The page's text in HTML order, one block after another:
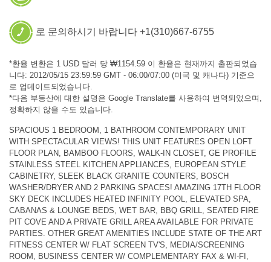
로 문의하시기 바랍니다 +1(310)667-6755
*환율 변환은 1 USD 달러 당 ₩1154.59 이 환율은 현재까지 출판되었습
니다: 2012/05/15 23:59:59 GMT - 06:00/07:00 (미국 및 캐나다) 기준으
로 업데이트되었습니다.
*다음 부동산에 대한 설명은 Google Translate를 사용하여 번역되었으며,
정확하지 않을 수도 있습니다.
SPACIOUS 1 BEDROOM, 1 BATHROOM CONTEMPORARY UNIT
WITH SPECTACULAR VIEWS! THIS UNIT FEATURES OPEN LOFT
FLOOR PLAN, BAMBOO FLOORS, WALK-IN CLOSET, GE PROFILE
STAINLESS STEEL KITCHEN APPLIANCES, EUROPEAN STYLE
CABINETRY, SLEEK BLACK GRANITE COUNTERS, BOSCH
WASHER/DRYER AND 2 PARKING SPACES! AMAZING 17TH FLOOR
SKY DECK INCLUDES HEATED INFINITY POOL, ELEVATED SPA,
CABANAS & LOUNGE BEDS, WET BAR, BBQ GRILL, SEATED FIRE
PIT COVE AND A PRIVATE GRILL AREA AVAILABLE FOR PRIVATE
PARTIES. OTHER GREAT AMENITIES INCLUDE STATE OF THE ART
FITNESS CENTER W/ FLAT SCREEN TV'S, MEDIA/SCREENING
ROOM, BUSINESS CENTER W/ COMPLEMENTARY FAX & WI-FI,